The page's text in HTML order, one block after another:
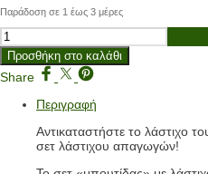
Παράδοση σε 1 έως 3 μέρες
ΛΑΣΤΙΧΟ
ΓΙΑ
ΙΜΑΝΤΕΣ
ΑΠΑΓΩΓΩΝ
MEDIUM
Προσθήκη στο καλάθι
Share
Περιγραφή
Αντικαταστήστε το λάστιχο
σετ λάστιχου απαγωγών!